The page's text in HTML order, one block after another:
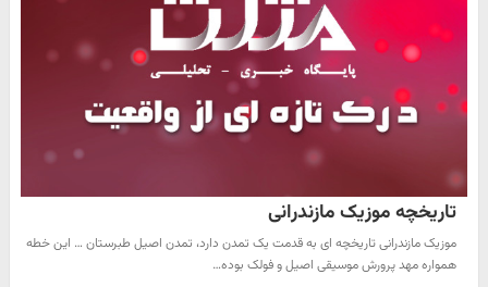
تاریخچه موزیک مازندرانی
موزیک مازندرانی تاریخچه ای به قدمت یک تمدن دارد، تمدن اصیل طبرستان … این خطه
همواره مهد پرورش موسیقی اصیل و فولک بوده…